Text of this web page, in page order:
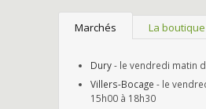
Marchés La
Dury- le vendredi matin
Villers-Bocage - le
15h00 à 18h30